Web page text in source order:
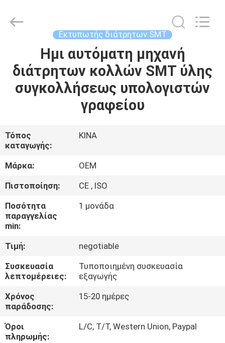
ΠΡΟΪΌΝΤΑ
ΕΜΕΊΣ
ΓΎΡΟΣ
ΕΡΓΟΣΤΑΣΊΩΝ
ΠΟΙΟΤΙΚΌΣ
ΈΛΕΓΧΟΣ
ΜΑΣ
ΕΛΆΤΕ
ΣΕ
ΕΠΑΦΉ
ΜΕ
Enterprise
Management
Εκτυπωτής διάτρητων SMT
Ημι αυτόματη μηχανή
διάτρητων κολλών SMT ύλης
συγκολλήσεως υπολογιστών
γραφείου
Τόπος
καταγωγής:
ΚΙΝΑ
Μάρκα:
OEM
Πιστοποίηση:
CE , ISO
Ποσότητα
παραγγελίας
min:
1 μονάδα
Τιμή:
negotiable
Συσκευασία
λεπτομέρειες:
Τυποποιημένη συσκευασία
εξαγωγής
Χρόνος
παράδοσης:
15-20 ημέρες
Όροι
πληρωμής:
L/C, T/T, Western Union, Paypal